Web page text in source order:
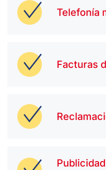
Telefonía
Facturas